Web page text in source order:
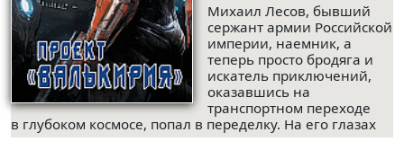
Михаил Лесов, бывший
сержант армии Российской
империи, наемник, а
теперь просто бродяга и
искатель приключений,
оказавшись на
транспортном переходе
в глубоком космосе, попал в переделку. На его глазах
две юные девушки